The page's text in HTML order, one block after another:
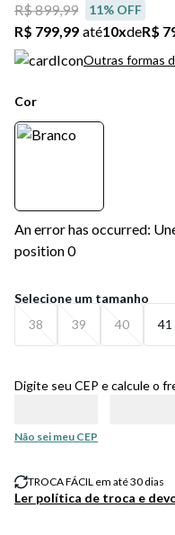
R$ 899,99 11% OFF
R$ 799,99 até10xdeR$
Outras formas
Cor
An error has occurred:
position 0
38 39 40 41
Digite seu CEP e calcule o
Não sei meu CEP
TROCA FÁCIL em até 30 dias
Ler política de troca e